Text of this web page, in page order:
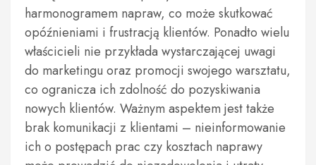
harmonogramem napraw, co może skutkować
opóźnieniami i frustracją klientów. Ponadto wielu
właścicieli nie przykłada wystarczającej uwagi
do marketingu oraz promocji swojego warsztatu,
co ogranicza ich zdolność do pozyskiwania
nowych klientów. Ważnym aspektem jest także
brak komunikacji z klientami – nieinformowanie
ich o postępach prac czy kosztach naprawy